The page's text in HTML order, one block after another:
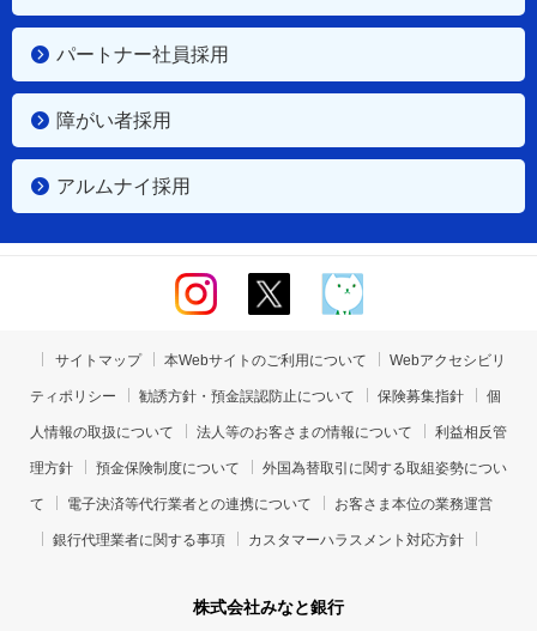
パートナー社員採用
障がい者採用
アルムナイ採用
サイトマップ 本Webサイトのご利用について Webアクセシビリ
ティポリシー 勧誘方針・預金誤認防止について 保険募集指針 個
人情報の取扱について 法人等のお客さまの情報について 利益相反管
理方針 預金保険制度について 外国為替取引に関する取組姿勢につい
て 電子決済等代行業者との連携について お客さま本位の業務運営
銀行代理業者に関する事項 カスタマーハラスメント対応方針
株式会社みなと銀行